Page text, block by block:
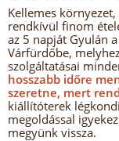
Kellemes
rendkívül finom
az 5 napját Gyulán
Várfürdőbe,
szolgáltatásai
hosszabb időre
szeretne, mert
kiállítóterek
megoldással
megyünk vissza.